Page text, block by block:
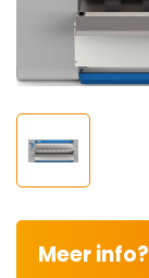
Meer info?